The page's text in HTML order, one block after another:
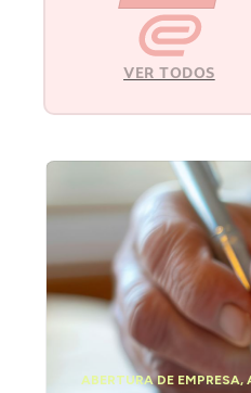
VER TODOS
ABERTURA DE EMPRESA,